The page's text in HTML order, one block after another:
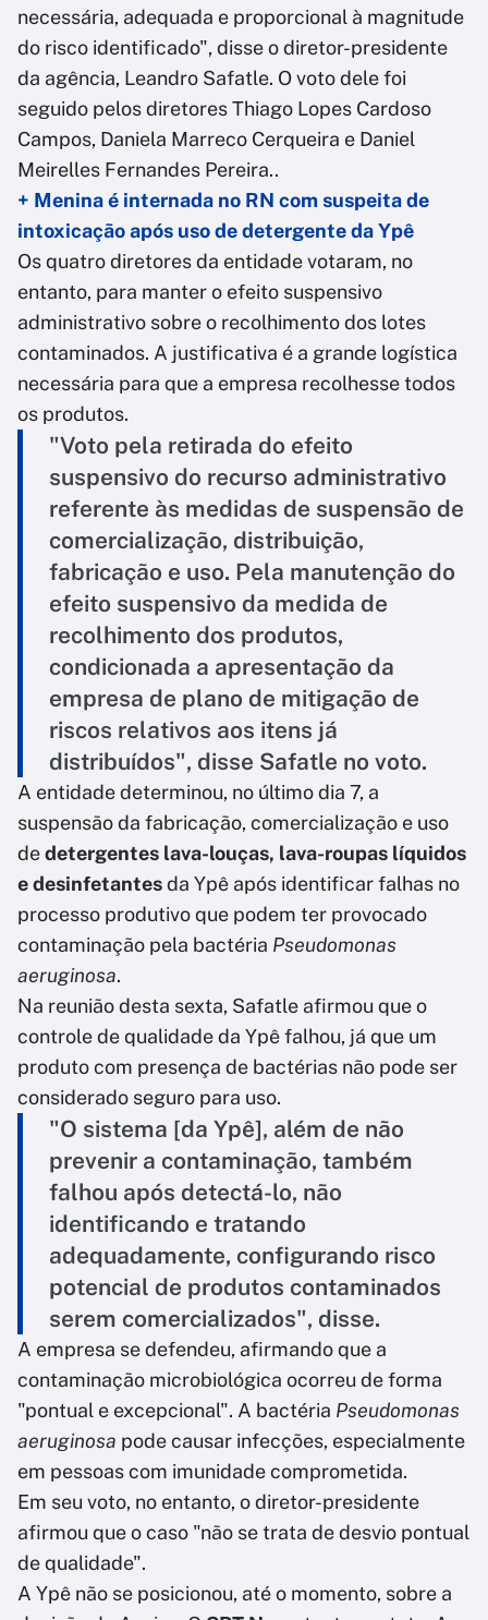
necessária, adequada e proporcional à magnitude
do risco identificado", disse o diretor-presidente
da agência, Leandro Safatle. O voto dele foi
seguido pelos diretores Thiago Lopes Cardoso
Campos, Daniela Marreco Cerqueira e Daniel
Meirelles Fernandes Pereira..
+ Menina é internada no RN com suspeita de
intoxicação após uso de detergente da Ypê
Os quatro diretores da entidade votaram, no
entanto, para manter o efeito suspensivo
administrativo sobre o recolhimento dos lotes
contaminados. A justificativa é a grande logística
necessária para que a empresa recolhesse todos
os produtos.
"Voto pela retirada do efeito
suspensivo do recurso administrativo
referente às medidas de suspensão de
comercialização, distribuição,
fabricação e uso. Pela manutenção do
efeito suspensivo da medida de
recolhimento dos produtos,
condicionada a apresentação da
empresa de plano de mitigação de
riscos relativos aos itens já
distribuídos", disse Safatle no voto.
A entidade determinou, no último dia 7, a
suspensão da fabricação, comercialização e uso
dedetergentes lava-louças, lava-roupas líquidos
e desinfetantesda Ypê após identificar falhas no
processo produtivo que podem ter provocado
contaminação pela bactéria Pseudomonas
aeruginosa.
Na reunião desta sexta, Safatle afirmou que o
controle de qualidade da Ypê falhou, já que um
produto com presença de bactérias não pode ser
considerado seguro para uso.
"O sistema [da Ypê], além de não
prevenir a contaminação, também
falhou após detectá-lo, não
identificando e tratando
adequadamente, configurando risco
potencial de produtos contaminados
serem comercializados", disse.
A empresa se defendeu, afirmando que a
contaminação microbiológica ocorreu de forma
"pontual e excepcional". A bactéria Pseudomonas
aeruginosa pode causar infecções, especialmente
em pessoas com imunidade comprometida.
Em seu voto, no entanto, o diretor-presidente
afirmou que o caso "não se trata de desvio pontual
de qualidade".
A Ypê não se posicionou, até o momento, sobre a